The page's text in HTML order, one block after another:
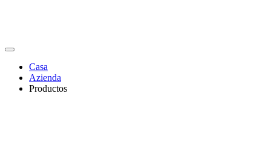
Casa
Azienda
Productos